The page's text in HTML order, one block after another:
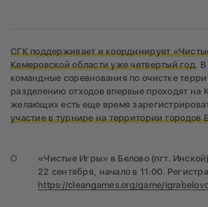
СГК поддерживает и координирует
Кемеровской областиуже четвертый год. В
командные соревнования по очистке
разделению отходов впервые проходят на
желающих есть еще время
участие в турнире на территории городов
«Чистые Игры» в Белово (пгт.
22 сентября, начало в 11:00.
https://cleangames.org/game/